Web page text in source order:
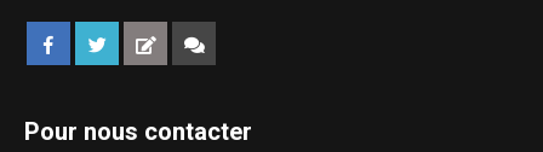
Pour nous contacter